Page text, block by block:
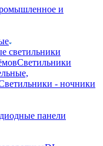
и
светильники
Светильники
- ночники
панели